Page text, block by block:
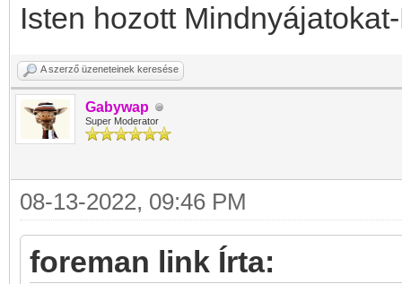
Isten hozott
A szerző üzeneteinek keresése
Gabywap
Super Moderator
08-13-2022, 09:46 PM
foreman link Írta: